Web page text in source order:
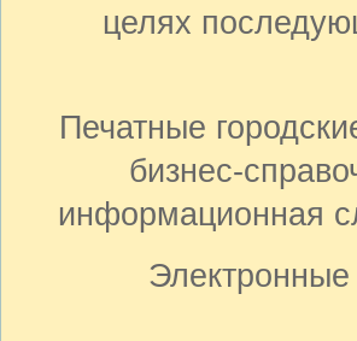
целях
Печатные
бизнес-
информационная